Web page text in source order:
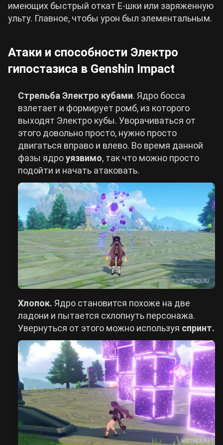
имеющих быстрый откат Е-шки или заряженную
ульту. Главное, чтобы урон был элементальным.
Атаки и способности Электро
гипостазиса в Genshin Impact
Стрельба Электро кубами. Ядро босса
взлетает и формирует ромб, из которого
выходят Электро кубы. Уворачиваться от
этого довольно просто, нужно просто
двигаться вправо и влево. Во время данной
фазы ядроуязвимо, так что можно просто
подойти и начать атаковать.
Хлопок. Ядро становится похоже на две
ладони и пытается схлопнуть персонажа.
Увернуться от этого можно используя спринт.